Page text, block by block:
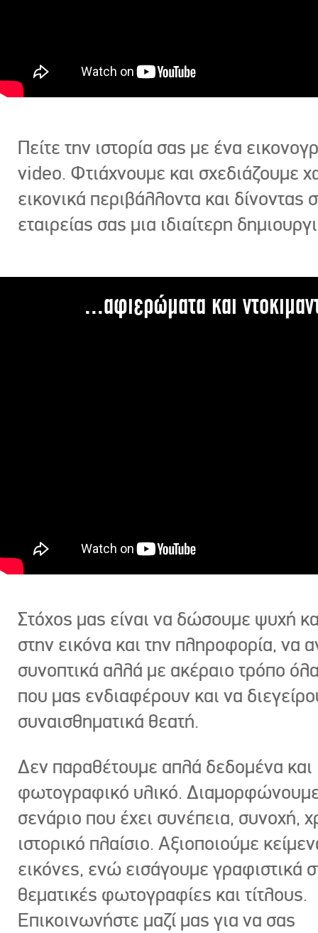
Πείτε την ιστορία σας με ένα
video. Φτιάχνουμε και σχεδιάζουμε
εικονικά περιβάλλοντα και δίνοντας
εταιρείας σας μια ιδιαίτερη
...αφιερώματα και
Στόχος μας είναι να δώσουμε ψυχή
στην εικόνα και την πληροφορία, να
συνοπτικά αλλά με ακέραιο τρόπο
που μας ενδιαφέρουν και να
συναισθηματικά θεατή.
Δεν παραθέτουμε απλά δεδομένα και
φωτογραφικό υλικό.
σενάριο που έχει συνέπεια, συνοχή,
ιστορικό πλαίσιο. Αξιοποιούμε
εικόνες, ενώ εισάγουμε γραφιστικά
θεματικές φωτογραφίες και τίτλους.
Επικοινωνήστε μαζί μας για να σας